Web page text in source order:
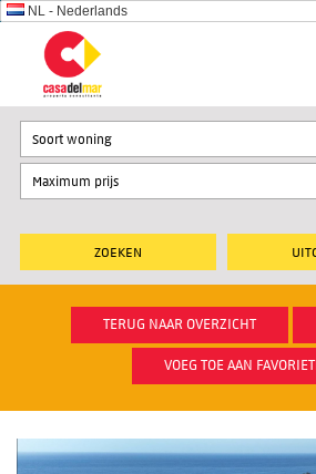
NL - Nederlands
Soort woning
TERUG NAAR OVERZICHT
VOEG TOE AAN